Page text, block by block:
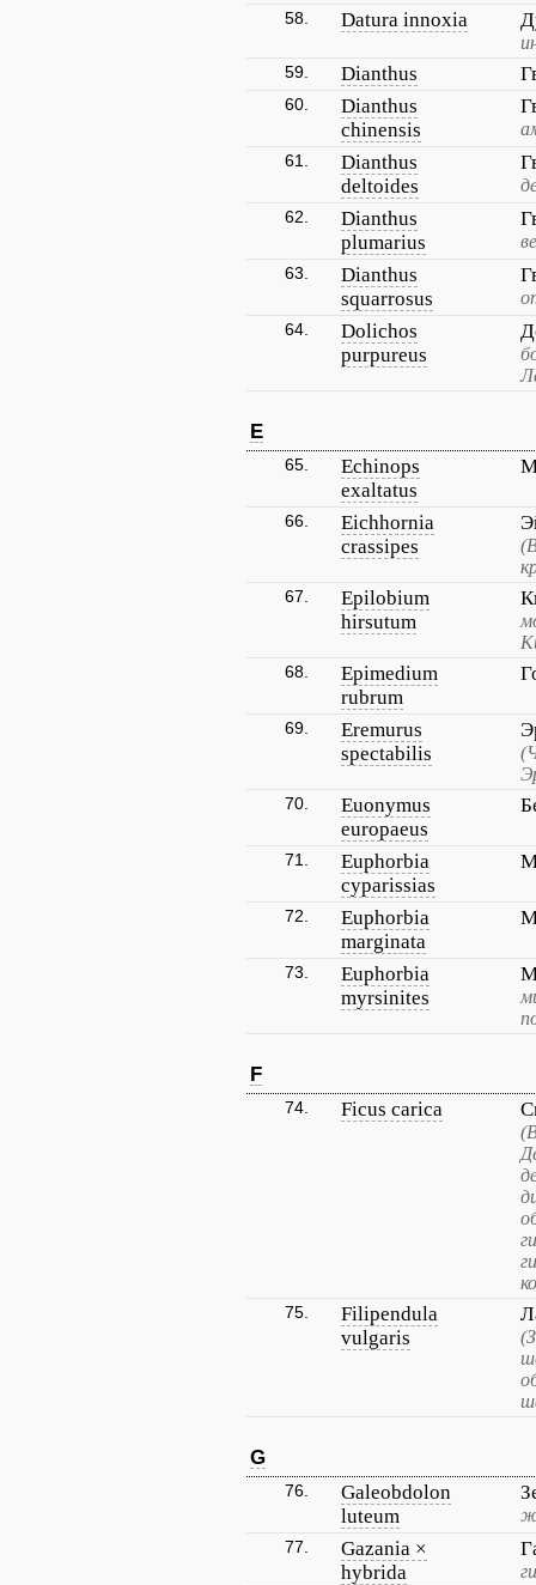
58. Datura innoxia
59. Dianthus
60.
Dianthus
chinensis
61.
Dianthus
deltoides
62.
Dianthus
plumarius
63.
Dianthus
squarrosus
64.
Dolichos
purpureus
E
65.
Echinops
exaltatus
66.
Eichhornia
crassipes
67.
Epilobium
hirsutum
68.
Epimedium
rubrum
69.
Eremurus
spectabilis
70.
Euonymus
europaeus
71.
Euphorbia
cyparissias
72.
Euphorbia
marginata
73.
Euphorbia
myrsinites
F
74. Ficus carica
75.
Filipendula
vulgaris
G
76.
Galeobdolon
luteum
77.
Gazania ×
hybrida